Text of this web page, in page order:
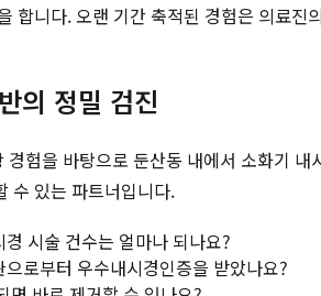
합니다. 오랜 기간 축적된 경험은 의료
의 정밀 검진
경험을 바탕으로 둔산동 내에서 소화기
수 있는 파트너입니다.
시술 건수는 얼마나 되나요?
로부터 우수내시경인증을 받았나요?